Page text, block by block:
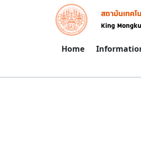
Skip to main content
Image
Main
Home